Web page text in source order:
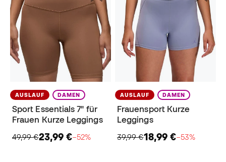
AUSLAUF DAMEN
Sport Essentials 7" für
Frauen Kurze Leggings
49,99 €23,99 €−52%
AUSLAUF DAMEN
Frauensport Kurze
Leggings
39,99 €18,99 €−53%